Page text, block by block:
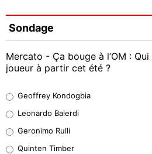
Sondage
Mercato - Ça bouge à l’OM :
joueur à partir cet été ?
38%
32%
Geoffrey Kondogbia
Leonardo Balerdi
Geronimo Rulli
Quinten Timber